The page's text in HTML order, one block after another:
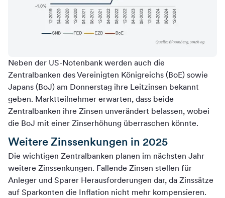
Neben der US-Notenbank werden auch die
Zentralbanken des Vereinigten Königreichs (BoE) sowie
Japans (BoJ) am Donnerstag ihre Leitzinsen bekannt
geben. Marktteilnehmer erwarten, dass beide
Zentralbanken ihre Zinsen unverändert belassen, wobei
die BoJ mit einer Zinserhöhung überraschen könnte.
Weitere Zinssenkungen in 2025
Die wichtigen Zentralbanken planen im nächsten Jahr
weitere Zinssenkungen. Fallende Zinsen stellen für
Anleger und Sparer Herausforderungen dar, da Zinssätze
auf Sparkonten die Inflation nicht mehr kompensieren.